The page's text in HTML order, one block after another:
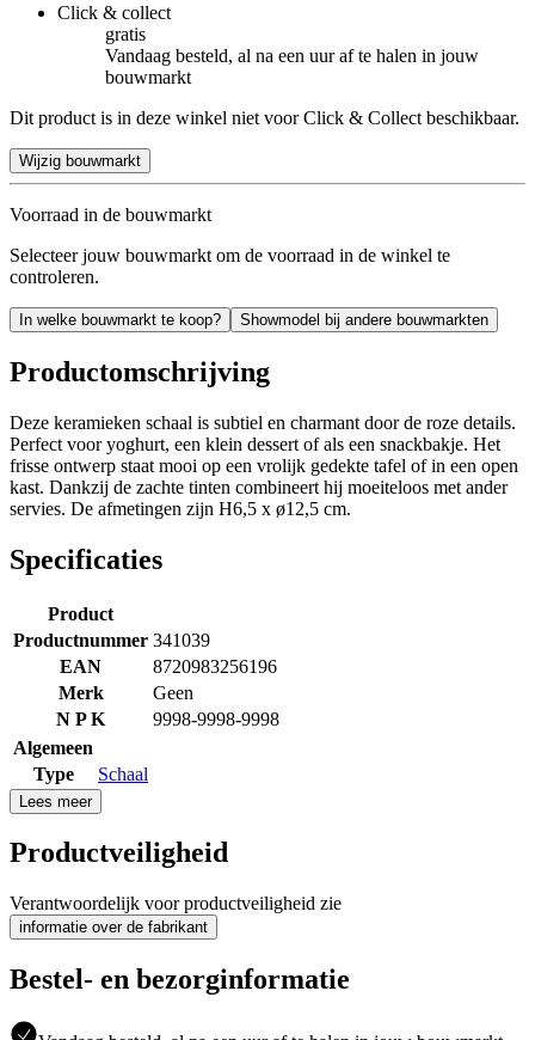
Click & collect
gratis
Vandaag besteld, al na een uur af te halen in jouw
bouwmarkt
Dit product is in deze winkel niet voor Click & Collect beschikbaar.
Wijzig bouwmarkt
Voorraad in de bouwmarkt
Selecteer jouw bouwmarkt om de voorraad in de winkel te
controleren.
In welke bouwmarkt te koop? Showmodel bij andere bouwmarkten
Productomschrijving
Deze keramieken schaal is subtiel en charmant door de roze details.
Perfect voor yoghurt, een klein dessert of als een snackbakje. Het
frisse ontwerp staat mooi op een vrolijk gedekte tafel of in een open
kast. Dankzij de zachte tinten combineert hij moeiteloos met ander
servies. De afmetingen zijn H6,5 x ø12,5 cm.
Specificaties
Product
Productnummer 341039
EAN
8720983256196
Merk
Geen
N P K
9998-9998-9998
Algemeen
Type
Schaal
Lees meer
Productveiligheid
Verantwoordelijk voor productveiligheid zie
informatie over de fabrikant
Bestel- en bezorginformatie